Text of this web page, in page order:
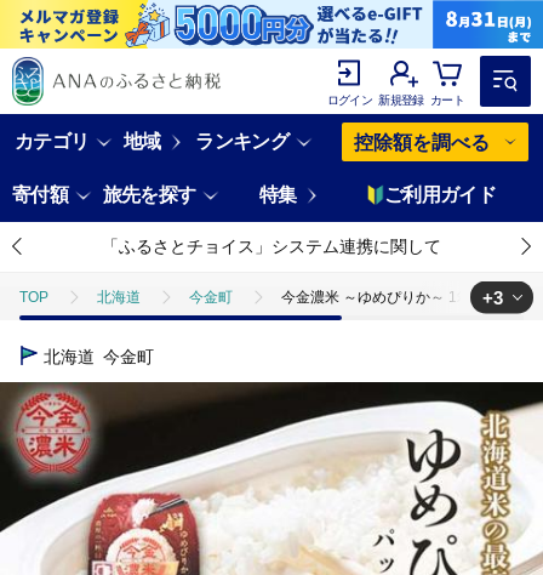
ログイン 新規登録 カート
カテゴリ 地域 ランキング 控除額を調べる
寄付額 旅先を探す 特集 ご利用ガイド
「ふるさとチョイス」システム連携に関して
TOP 北海道 今金町 今金濃米 ～ゆめぴりか～ 1箱（12個
TOP
TOP 今金濃米 ～ゆめぴりか～ 1箱（12個
TOP ゆめぴりか 今金濃米 ～ゆめぴり
+3
北海道 今金町